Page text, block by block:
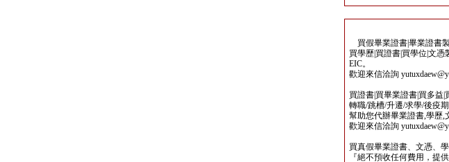
買假畢業證書|畢業證書
買學歷|買證書|買學位|文
EIC。
歡迎來信洽詢
買證書|買畢業證書|買多益|
轉職/跳槽/升遷/求學/後疫
幫助您代辦畢業證書,學歷,
歡迎來信洽詢
買真假畢業證書、文憑、
『絕不預收任何費用，提